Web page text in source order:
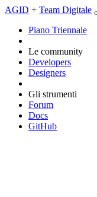
AGID + Team Digitale
Piano Triennale
Le community
Developers
Designers
Gli strumenti
Forum
Docs
GitHub